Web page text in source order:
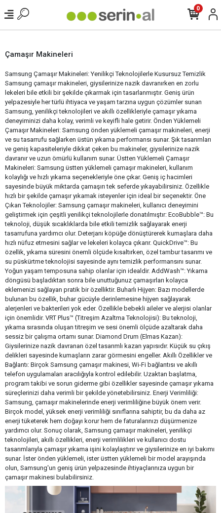
0
Çamaşır Makineleri
Samsung Çamaşır Makineleri: Yenilikçi Teknolojilerle Kusursuz Temizlik
Samsung çamaşır makineleri, giysilerinize nazik davranırken en zorlu
lekeleri bile etkili bir şekilde çıkarmak için tasarlanmıştır. Geniş ürün
yelpazesiyle her türlü ihtiyaca ve yaşam tarzına uygun çözümler sunan
Samsung, yenilikçi teknolojileri ve akıllı özellikleriyle çamaşır yıkama
deneyiminizi daha kolay, verimli ve keyifli hale getirir. Önden Yüklemeli
Çamaşır Makineleri: Samsung önden yüklemeli çamaşır makineleri, enerji
ve su tasarrufu sağlarken üstün yıkama performansı sunar. Şık tasarımları
ve geniş kapasiteleriyle dikkat çeken bu makineler, giysilerinize nazik
davranır ve uzun ömürlü kullanım sunar. Üstten Yüklemeli Çamaşır
Makineleri: Samsung üstten yüklemeli çamaşır makineleri, kullanım
kolaylığı ve hızlı yıkama seçenekleriyle öne çıkar. Geniş iç hacimleri
sayesinde büyük miktarda çamaşırı tek seferde yıkayabilirsiniz. Özellikle
hızlı bir şekilde çamaşır yıkamak isteyenler için ideal bir seçenektir. Öne
Çıkan Teknolojiler: Samsung çamaşır makineleri, kullanıcı deneyimini
geliştirmek için çeşitli yenilikçi teknolojilerle donatılmıştır: EcoBubble™: Bu
teknoloji, düşük sıcaklıklarda bile etkili temizlik sağlayarak enerji
tasarrufuna yardımcı olur. Deterjanı köpüğe dönüştürerek kumaşlara daha
hızlı nüfuz etmesini sağlar ve lekeleri kolayca çıkarır. QuickDrive™: Bu
özellik, yıkama süresini önemli ölçüde kısaltırken, özel tambur tasarımı ve
su püskürtme teknolojisi sayesinde aynı temizlik performansını sunar.
Yoğun yaşam temposuna sahip olanlar için idealdir. AddWash™: Yıkama
döngüsü başladıktan sonra bile unuttuğunuz çamaşırları kolayca
eklemenizi sağlayan pratik bir özelliktir. Buharlı Hijyen: Bazı modellerde
bulunan bu özellik, buhar gücüyle derinlemesine hijyen sağlayarak
alerjenleri ve bakterileri yok eder. Özellikle bebekli aileler ve alerjisi olanlar
için önemlidir. VRT Plus™ (Titreşim Azaltma Teknolojisi): Bu teknoloji,
yıkama sırasında oluşan titreşim ve sesi önemli ölçüde azaltarak daha
sessiz bir çalışma ortamı sunar. Diamond Drum (Elmas Kazan):
Giysilerinize nazik davranan özel tasarımlı kazan yapısıdır. Küçük su çıkış
delikleri sayesinde kumaşların zarar görmesini engeller. Akıllı Özellikler ve
Bağlantı: Birçok Samsung çamaşır makinesi, Wi-Fi bağlantısı ve akıllı
telefon uygulamaları aracılığıyla kontrol edilebilir. Uzaktan başlatma,
program takibi ve sorun giderme gibi özellikler sayesinde çamaşır yıkama
süreçlerinizi daha verimli bir şekilde yönetebilirsiniz. Enerji Verimliliği:
Samsung, çamaşır makinelerinde enerji verimliliğine büyük önem verir.
Birçok model, yüksek enerji verimliliği sınıflarına sahiptir, bu da daha az
enerji tüketerek hem doğayı korur hem de faturalarınızı düşürmenize
yardımcı olur. Sonuç olarak, Samsung çamaşır makineleri, yenilikçi
teknolojileri, akıllı özellikleri, enerji verimlilikleri ve kullanıcı dostu
tasarımlarıyla çamaşır yıkama işini kolaylaştırır ve giysilerinize en iyi bakımı
sunar. İster önden yüklemeli, ister üstten yüklemeli bir model arayışında
olun, Samsung'un geniş ürün yelpazesinde ihtiyaçlarınıza uygun bir
çamaşır makinesi bulabilirsiniz.